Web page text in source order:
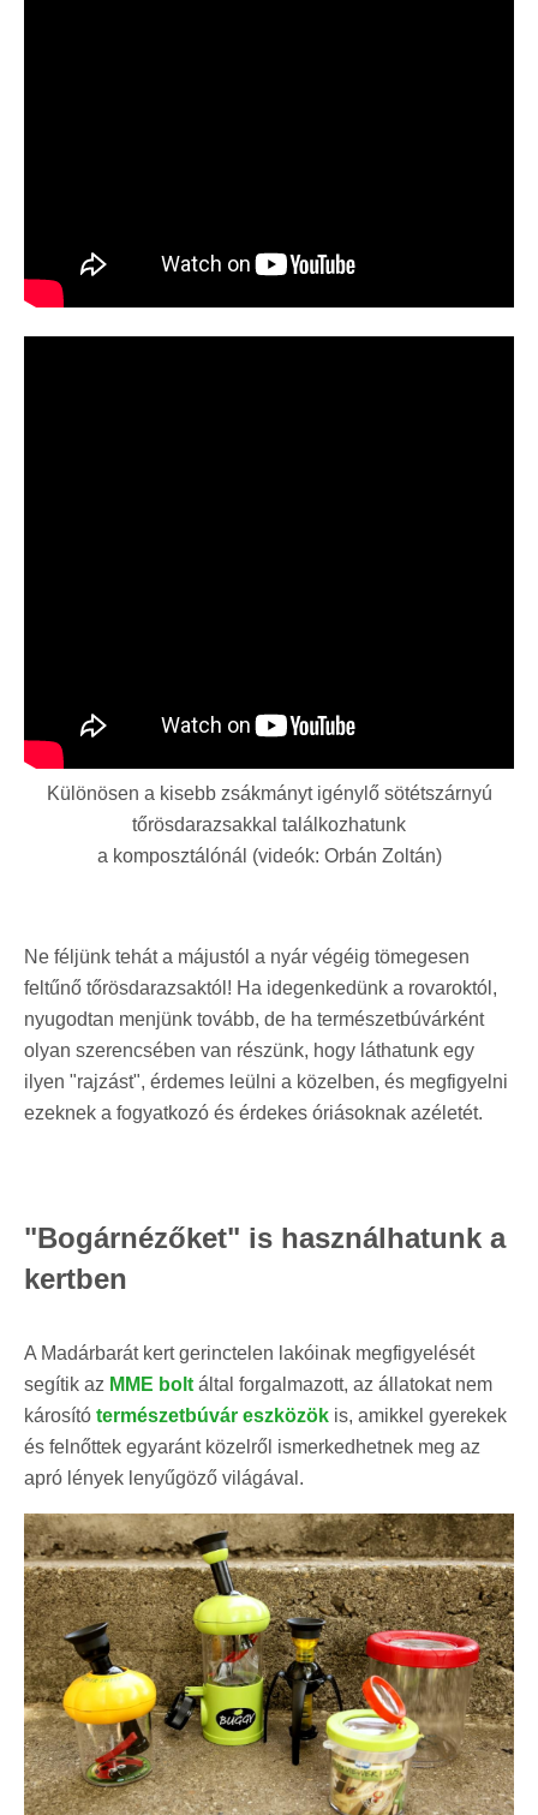
Különösen a kisebb zsákmányt igénylő sötétszárnyú
tőrösdarazsakkal találkozhatunk
a komposztálónál (videók: Orbán Zoltán)
Ne féljünk tehát a májustól a nyár végéig tömegesen
feltűnő tőrösdarazsaktól! Ha idegenkedünk a rovaroktól,
nyugodtan menjünk tovább, de ha természetbúvárként
olyan szerencsében van részünk, hogy láthatunk egy
ilyen "rajzást", érdemes leülni a közelben, és megfigyelni
ezeknek a fogyatkozó és érdekes óriásoknak azéletét.
"Bogárnézőket" is használhatunk a
kertben
A Madárbarát kert gerinctelen lakóinak megfigyelését
segítik az MME bolt által forgalmazott, az állatokat nem
károsító természetbúvár eszközök is, amikkel gyerekek
és felnőttek egyaránt közelről ismerkedhetnek meg az
apró lények lenyűgöző világával.